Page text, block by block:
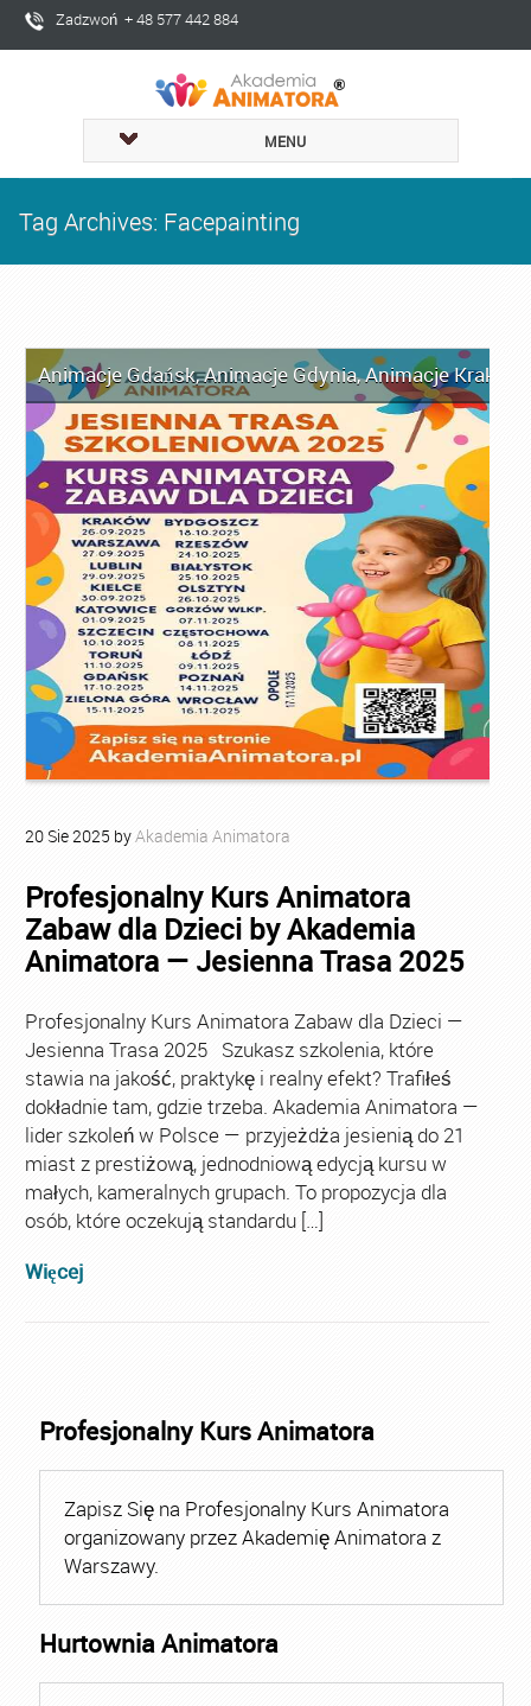
Zadzwoń + 48 577 442 884
MENU
Tag Archives: Facepainting
Animacje Gdańsk,Animacje Gdynia,Animacje Kraków
20 Sie2025 byAkademia Animatora
Profesjonalny Kurs Animatora
Zabaw dla Dzieci by Akademia
Animatora — Jesienna Trasa 2025
Profesjonalny Kurs Animatora Zabaw dla Dzieci —
Jesienna Trasa 2025 Szukasz szkolenia, które
stawia na jakość, praktykę i realny efekt? Trafiłeś
dokładnie tam, gdzie trzeba. Akademia Animatora —
lider szkoleń w Polsce — przyjeżdża jesienią do 21
miast z prestiżową, jednodniową edycją kursu w
małych, kameralnych grupach. To propozycja dla
osób, które oczekują standardu […]
Więcej
Profesjonalny Kurs Animatora
Zapisz Się na Profesjonalny Kurs Animatora
organizowany przez Akademię Animatora z
Warszawy.
Hurtownia Animatora